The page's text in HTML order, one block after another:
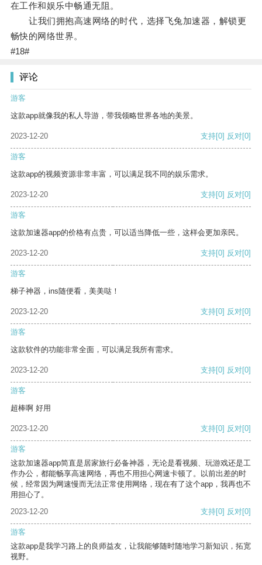
在工作和娱乐中畅通无阻。
让我们拥抱高速网络的时代，选择飞兔加速器，解锁更
畅快的网络世界。
#18#
评论
游客
这款app就像我的私人导游，带我领略世界各地的美景。
2023-12-20 支持[0] 反对[0]
游客
这款app的视频资源非常丰富，可以满足我不同的娱乐需求。
2023-12-20 支持[0] 反对[0]
游客
这款加速器app的价格有点贵，可以适当降低一些，这样会更加亲民。
2023-12-20 支持[0] 反对[0]
游客
梯子神器，ins随便看，美美哒！
2023-12-20 支持[0] 反对[0]
游客
这款软件的功能非常全面，可以满足我所有需求。
2023-12-20 支持[0] 反对[0]
游客
超棒啊 好用
2023-12-20 支持[0] 反对[0]
游客
这款加速器app简直是居家旅行必备神器，无论是看视频、玩游戏还是工
作办公，都能畅享高速网络，再也不用担心网速卡顿了。以前出差的时
候，经常因为网速慢而无法正常使用网络，现在有了这个app，我再也不
用担心了。
2023-12-20
支持[0] 反对[0]
游客
这款app是我学习路上的良师益友，让我能够随时随地学习新知识，拓宽
视野。